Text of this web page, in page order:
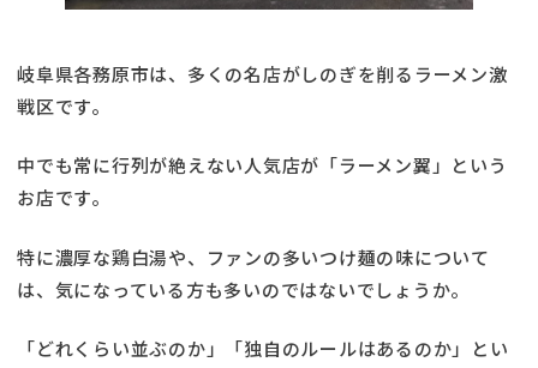
岐阜県各務原市は、多くの名店がしのぎを削るラーメン激
戦区です。
中でも常に行列が絶えない人気店が「ラーメン翼」という
お店です。
特に濃厚な鶏白湯や、ファンの多いつけ麺の味について
は、気になっている方も多いのではないでしょうか。
「どれくらい並ぶのか」「独自のルールはあるのか」とい